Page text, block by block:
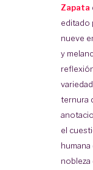
Zapata
editado
nueve
y
ternura
el
nobleza